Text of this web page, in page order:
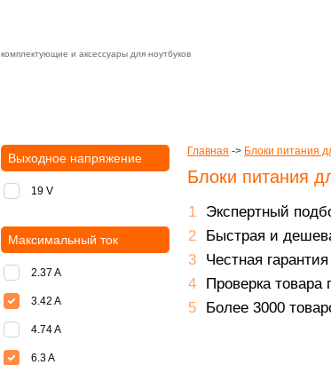
комплектующие и аксессуары для ноутбуков
Главная -> Блоки питания
Блоки питания
Экспертный
Быстрая и
Честная
Проверка товара
Более 3000
Выходное напряжение
19 V
Максимальный ток
2.37 A
3.42 A
4.74 A
6.3 A